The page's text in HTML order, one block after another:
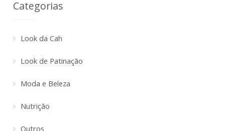
Categorias
Look da Cah
Look de Patinação
Moda e Beleza
Nutrição
Outros